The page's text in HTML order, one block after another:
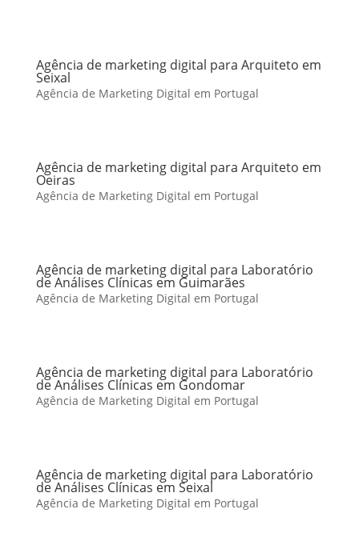
Agência de marketing digital para Arquiteto em
Seixal
Agência de Marketing Digital em Portugal
Agência de marketing digital para Arquiteto em
Oeiras
Agência de Marketing Digital em Portugal
Agência de marketing digital para Laboratório
de Análises Clínicas em Guimarães
Agência de Marketing Digital em Portugal
Agência de marketing digital para Laboratório
de Análises Clínicas em Gondomar
Agência de Marketing Digital em Portugal
Agência de marketing digital para Laboratório
de Análises Clínicas em Seixal
Agência de Marketing Digital em Portugal